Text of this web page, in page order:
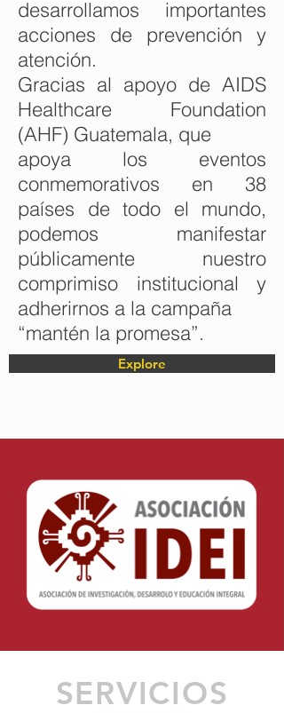
desarrollamos importantes
acciones de prevención y
atención.
Gracias al apoyo de AIDS
Healthcare Foundation
(AHF) Guatemala, que
apoya los eventos
conmemorativos en 38
países de todo el mundo,
podemos manifestar
públicamente nuestro
comprimiso institucional y
adherirnos a la campaña
“mantén la promesa”.
Explore
SERVICIOS